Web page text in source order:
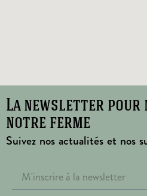
La newsletter pour
notre ferme
Suivez nos actualités et nos